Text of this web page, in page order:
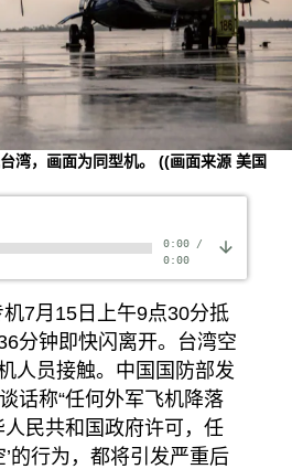
湾，画面为同型机。((画面来源 美国
0:00/
0:00
7月15日上午9点30分抵
分钟即快闪离开。台湾空
人员接触。中国国防部发
话称“任何外军飞机降落
人民共和国政府许可，任
的行为，都将引发严重后